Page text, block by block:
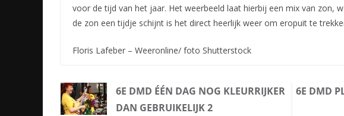
voor de tijd van het jaar. Het weerbeeld laat hierbij een mix van zon,
de zon een tijdje schijnt is het direct heerlijk weer om eropuit te
Floris Lafeber – Weeronline/ foto Shutterstock
6E DMD ÉÉN DAG NOG KLEURRIJKER
DAN GEBRUIKELIJK 2
6E DMD